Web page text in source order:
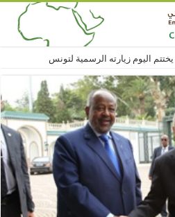
اليوم زيارته الرسمية لتونس